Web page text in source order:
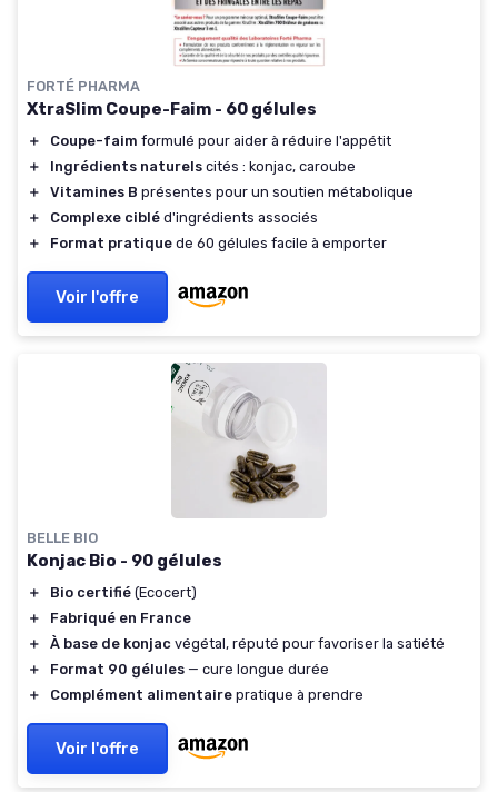
FORTÉ PHARMA
XtraSlim Coupe-Faim - 60 gélules
＋ Coupe-faim formulé pour aider à réduire l'appétit
＋
Ingrédients naturels cités : konjac, caroube
＋
Vitamines B présentes pour un soutien métabolique
＋
Complexe ciblé d'ingrédients associés
＋
Format pratique de 60 gélules facile à emporter
Voir l'offre
BELLE BIO
Konjac Bio - 90 gélules
＋ Bio certifié (Ecocert)
＋
Fabriqué en France
＋
À base de konjac végétal, réputé pour favoriser la satiété
＋
Format 90 gélules — cure longue durée
＋
Complément alimentaire pratique à prendre
Voir l'offre